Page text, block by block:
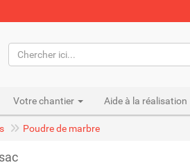
Votre chantier Aide à la réalisation
Poudre de marbre